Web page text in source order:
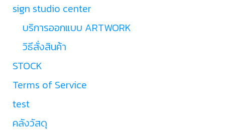
sign studio center
บริการออกแบบ ARTWORK
วิธีสั่งสินค้า
STOCK
Terms of Service
test
คลังวัสดุ